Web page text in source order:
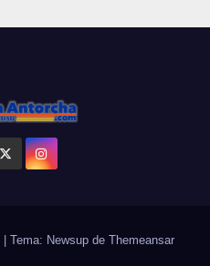
| Tema: Newsup de Themeansar